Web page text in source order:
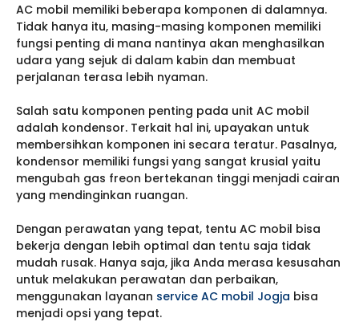
AC mobil memiliki beberapa komponen di dalamnya.
Tidak hanya itu, masing-masing komponen memiliki
fungsi penting di mana nantinya akan menghasilkan
udara yang sejuk di dalam kabin dan membuat
perjalanan terasa lebih nyaman.
Salah satu komponen penting pada unit AC mobil
adalah kondensor. Terkait hal ini, upayakan untuk
membersihkan komponen ini secara teratur. Pasalnya,
kondensor memiliki fungsi yang sangat krusial yaitu
mengubah gas freon bertekanan tinggi menjadi cairan
yang mendinginkan ruangan.
Dengan perawatan yang tepat, tentu AC mobil bisa
bekerja dengan lebih optimal dan tentu saja tidak
mudah rusak. Hanya saja, jika Anda merasa kesusahan
untuk melakukan perawatan dan perbaikan,
menggunakan layanan service AC mobil Jogja bisa
menjadi opsi yang tepat.